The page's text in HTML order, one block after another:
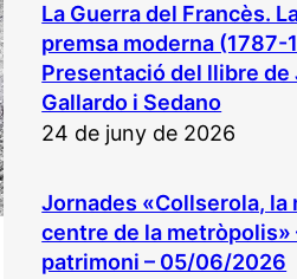
La Guerra del Francès.
premsa moderna (1787-
Presentació del llibre
Gallardo i Sedano
24 de juny de 2026
Jornades «Collserola, la
centre de la metròpolis»
patrimoni – 05/06/2026